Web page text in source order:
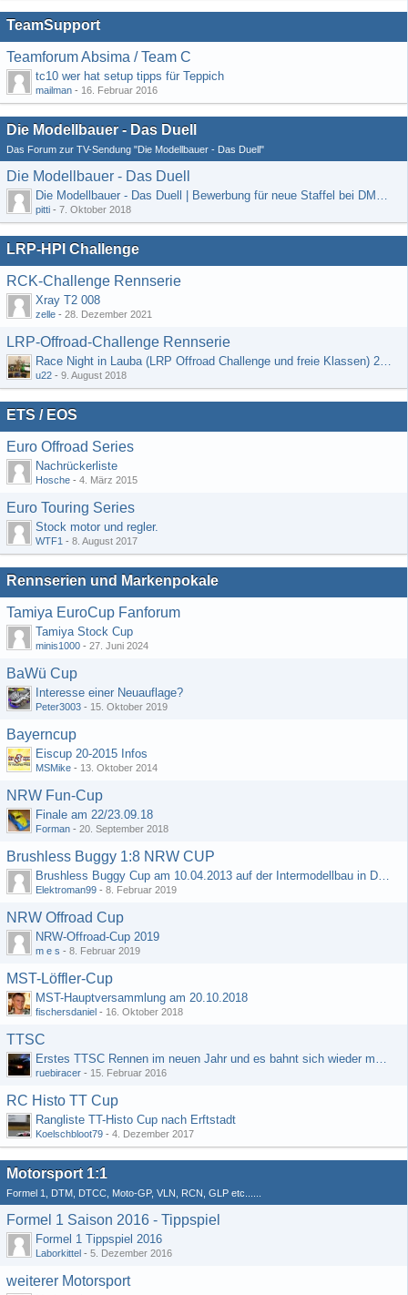
TeamSupport
Teamforum Absima / Team C
tc10 wer hat setup tipps für Teppich
mailman - 16. Februar 2016
Die Modellbauer - Das Duell
Das Forum zur TV-Sendung "Die Modellbauer - Das Duell"
Die Modellbauer - Das Duell
Die Modellbauer - Das Duell | Bewerbung für neue Staffel bei DMAX *Werbung*
pitti - 7. Oktober 2018
LRP-HPI Challenge
RCK-Challenge Rennserie
Xray T2 008
zelle - 28. Dezember 2021
LRP-Offroad-Challenge Rennserie
Race Night in Lauba (LRP Offroad Challenge und freie Klassen) 25/26.08
u22 - 9. August 2018
ETS / EOS
Euro Offroad Series
Nachrückerliste
Hosche - 4. März 2015
Euro Touring Series
Stock motor und regler.
WTF1 - 8. August 2017
Rennserien und Markenpokale
Tamiya EuroCup Fanforum
Tamiya Stock Cup
minis1000 - 27. Juni 2024
BaWü Cup
Interesse einer Neuauflage?
Peter3003 - 15. Oktober 2019
Bayerncup
Eiscup 20-2015 Infos
MSMike - 13. Oktober 2014
NRW Fun-Cup
Finale am 22/23.09.18
Forman - 20. September 2018
Brushless Buggy 1:8 NRW CUP
Brushless Buggy Cup am 10.04.2013 auf der Intermodellbau in Dortmund
Elektroman99 - 8. Februar 2019
NRW Offroad Cup
NRW-Offroad-Cup 2019
m e s - 8. Februar 2019
MST-Löffler-Cup
MST-Hauptversammlung am 20.10.2018
fischersdaniel - 16. Oktober 2018
TTSC
Erstes TTSC Rennen im neuen Jahr und es bahnt sich wieder mal eine Rekordteilnehmerzahl an
ruebiracer - 15. Februar 2016
RC Histo TT Cup
Rangliste TT-Histo Cup nach Erftstadt
Koelschbloot79 - 4. Dezember 2017
Motorsport 1:1
Formel 1, DTM, DTCC, Moto-GP, VLN, RCN, GLP etc......
Formel 1 Saison 2016 - Tippspiel
Formel 1 Tippspiel 2016
Laborkittel - 5. Dezember 2016
weiterer Motorsport